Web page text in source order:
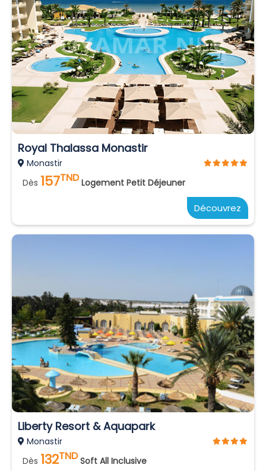
Royal Thalassa Monastir
Monastir
Dès 157TND Logement Petit Déjeuner
Découvrez
Liberty Resort & Aquapark
Monastir
Dès 132TND Soft All Inclusive